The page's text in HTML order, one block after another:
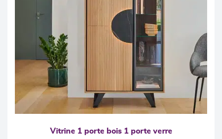
Vitrine 1 porte bois 1 porte verre